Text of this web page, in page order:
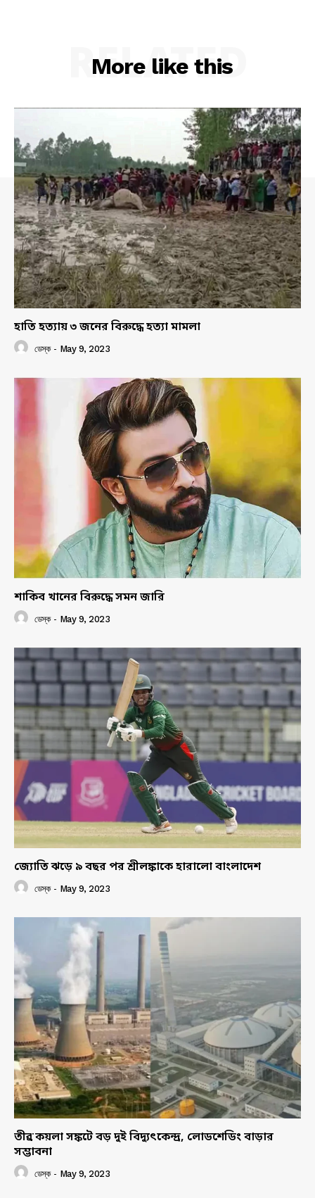
More like this
RELATED
হাতি হত্যায় ৩ জনের বিরুদ্ধে হত্যা মামলা
ডেস্ক - May 9, 2023
শাকিব খানের বিরুদ্ধে সমন জারি
ডেস্ক - May 9, 2023
জ্যোতি ঝড়ে ৯ বছর পর শ্রীলঙ্কাকে হারালো বাংলাদেশ
ডেস্ক - May 9, 2023
তীব্র কয়লা সঙ্কটে বড় দুই বিদ্যুৎকেন্দ্র, লোডশেডিং বাড়ার
সম্ভাবনা
ডেস্ক - May 9, 2023